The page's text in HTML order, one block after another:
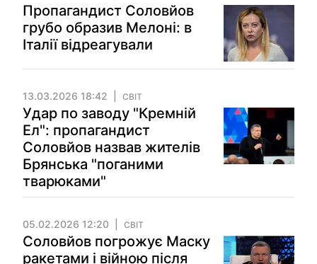
Пропагандист Соловйов
грубо образив Мелоні: в
Італії відреагували
13.03.2026 18:42 СВІТ
Удар по заводу "Кремній
Ел": пропагандист
Соловйов назвав жителів
Брянська "поганими
тварюками"
05.02.2026 12:20 СВІТ
Соловйов погрожує Маску
ракетами і війною після